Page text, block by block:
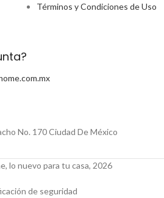
Términos y Condiciones de Uso
No. 170 Ciudad De México
lo nuevo para tu casa, 2026
de seguridad